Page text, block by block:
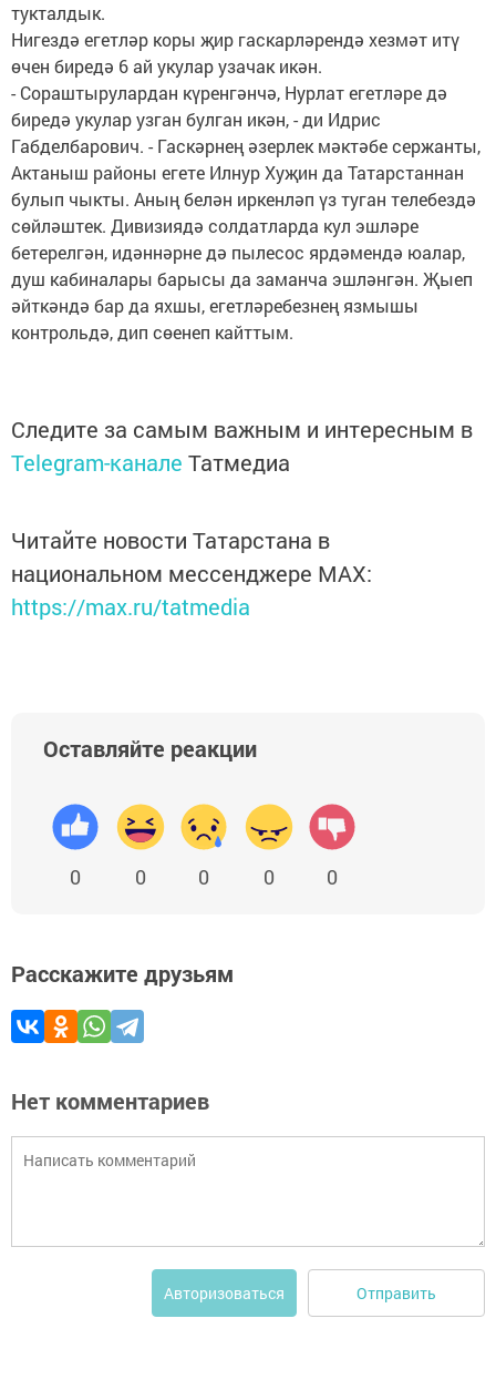
тукталдык.
Нигездә егетләр коры җир гаскарләрендә хезмәт итү
өчен биредә 6 ай укулар узачак икән.
- Сораштырулардан күренгәнчә, Нурлат егетләре дә
биредә укулар узган булган икән, - ди Идрис
Габделбарович. - Гаскәрнең әзерлек мәктәбе сержанты,
Актаныш районы егете Илнур Хуҗин да Татарстаннан
булып чыкты. Аның белән иркенләп үз туган телебездә
сөйләштек. Дивизиядә солдатларда кул эшләре
бетерелгән, идәннәрне дә пылесос ярдәмендә юалар,
душ кабиналары барысы да заманча эшләнгән. Җыеп
әйткәндә бар да яхшы, егетләребезнең язмышы
контрольдә, дип сөенеп кайттым.
Следите за самым важным и интересным в
Telegram-канале Татмедиа
Читайте новости Татарстана в
национальном мессенджере MАХ:
https://max.ru/tatmedia
Оставляйте реакции
0 0 0 0 0
Расскажите друзьям
Нет комментариев
Авторизоваться Отправить